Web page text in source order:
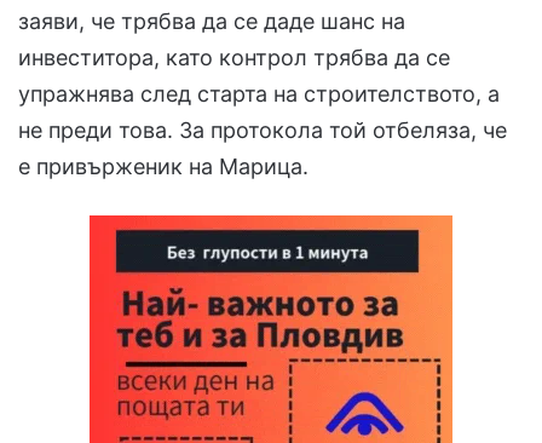
заяви, че трябва да се даде шанс на
инвеститора, като контрол трябва да се
упражнява след старта на строителството, а
не преди това. За протокола той отбеляза, че
е привърженик на Марица.